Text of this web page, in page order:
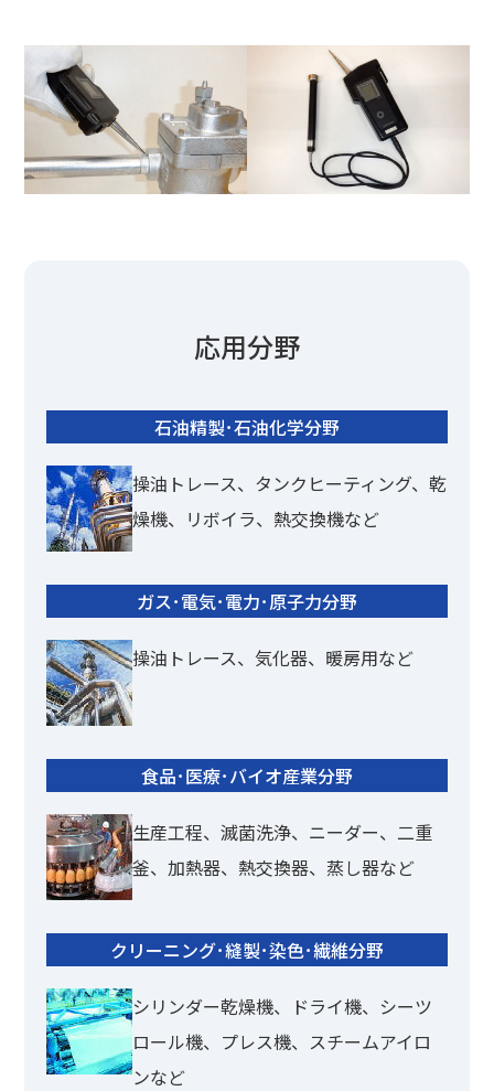
応用分野
石油精製･石油化学分野
操油トレース、タンクヒーティング、乾
燥機、リボイラ、熱交換機など
ガス･電気･電力･原子力分野
操油トレース、気化器、暖房用など
食品･医療･バイオ産業分野
生産工程、滅菌洗浄、ニーダー、二重
釜、加熱器、熱交換器、蒸し器など
クリーニング･縫製･染色･繊維分野
シリンダー乾燥機、ドライ機、シーツ
ロール機、プレス機、スチームアイロ
ンなど